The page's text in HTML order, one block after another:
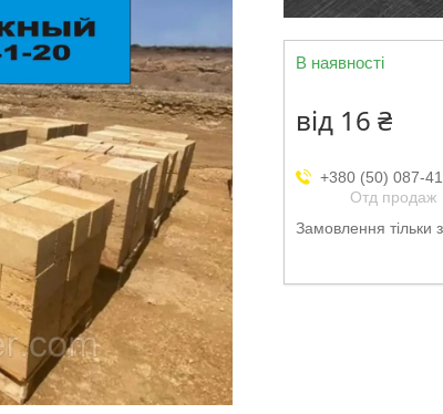
В наявності
від 16 ₴
+380 (50) 087-
Отд продаж
Замовлення тільки